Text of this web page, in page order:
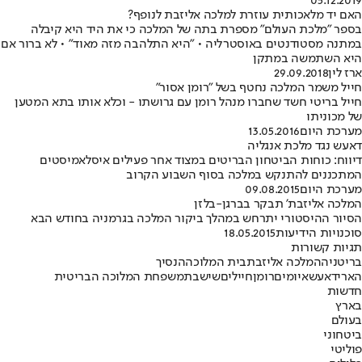
האם יד מלאכותית עוזרת למלכה אליזבת לנופף?
בספר "מלכת העולם" מספרת בתה של המלכה כי את היד היא קיבלה
במתנה מסטודנטים באוסטרליה • "היא התלהבה מזה מאוד" • לא ברור אם
היא השתמשה במתקן
ארז לין29.09.2018
חייל משמר המלכה נחטף בשל "רומן אסור"
חייל בריטי חשד שחברו מנהל רומן עם גרושתו - וכלא אותו בתא המטען
של מכוניתו
מערכת היום13.05.2016
דאעש נגד מלכת אנגליה
דיווח: כוחות הביטחון הבריטים במצוד אחר פעילים איסלאמיסטים
המתכננים להתנקש במלכה בסוף השבוע הקרוב
מערכת היום09.08.2015
המלכה אליזבת' תבקר בברגן-בלזן
הסיור ההיסטורי יתרחש במהלך ביקור המלכה בגרמניה בחודש הבא
סוכנויות הידיעות18.05.2015
תגיות קשורות
בריטניההמלכה אליזבתבית המלוכההנסיך
הארידאעשאיומיםרומןחייליםשישבתמשפחת המלוכה הבריטית
חדשות
בארץ
בעולם
ביטחוני
פוליטי